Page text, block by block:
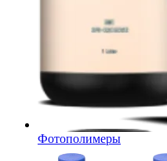
Фотополимеры